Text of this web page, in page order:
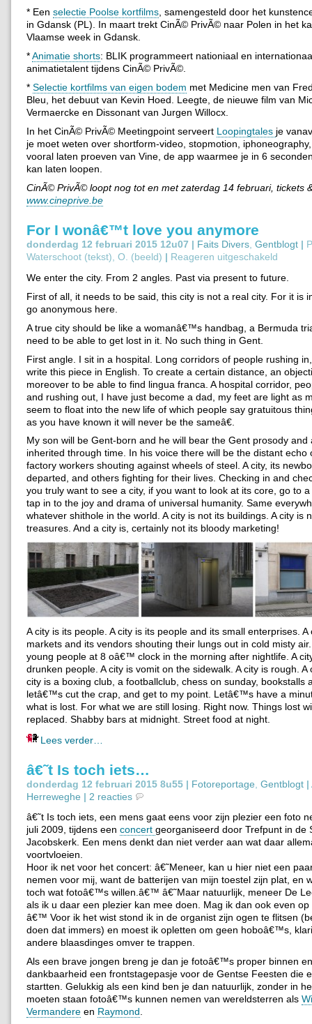
* Een selectie Poolse kortfilms, samengesteld door het
in Gdansk (PL). In maart trekt CinÃ© PrivÃ© naar Polen in het
Vlaamse week in Gdansk.
*Animatie shorts: BLIK programmeert nationiaal en
animatietalent tijdens CinÃ© PrivÃ©.
* Selectie kortfilms van eigen bodem met Medicine men van
Bleu, het debuut van Kevin Hoed. Leegte, de nieuwe film van
Vermaercke en Dissonant van Jurgen Willocx.
In het CinÃ© PrivÃ© Meetingpoint serveert Loopingtales je
je moet weten over shortform-video, stopmotion,
vooral laten proeven van Vine, de app waarmee je in 6
kan laten loopen.
CinÃ© PrivÃ© loopt nog tot en met zaterdag 14 februari, tickets
www.cineprive.be
For I wonâ€™t love you anymore
donderdag 12 februari 2015 12u07 | Faits Divers, Gentblogt |
Waterschoot (tekst), O. (beeld) | Reageren uitgeschakeld
We enter the city. From 2 angles. Past via present to future.
First of all, it needs to be said, this city is not a real city. For it is
go anonymous here.
A true city should be like a womanâ€™s handbag, a Bermuda
need to be able to get lost in it. No such thing in Gent.
First angle. I sit in a hospital. Long corridors of people rushing
write this piece in English. To create a certain distance, an
moreover to be able to find lingua franca. A hospital corridor,
and rushing out, I have just become a dad, my feet are light as
seem to float into the new life of which people say gratuitous
as you have known it will never be the sameâ€.
My son will be Gent-born and he will bear the Gent prosody and
inherited through time. In his voice there will be the distant echo
factory workers shouting against wheels of steel. A city, its
departed, and others fighting for their lives. Checking in and
you truly want to see a city, if you want to look at its core, go to
tap in to the joy and drama of universal humanity. Same
whatever shithole in the world. A city is not its buildings. A city is
treasures. And a city is, certainly not its bloody marketing!
A city is its people. A city is its people and its small enterprises. A
markets and its vendors shouting their lungs out in cold misty
young people at 8 oâ€™ clock in the morning after nightlife. A
drunken people. A city is vomit on the sidewalk. A city is rough. A
city is a boxing club, a footballclub, chess on sunday, bookstalls
letâ€™s cut the crap, and get to my point. Letâ€™s have a
what is lost. For what we are still losing. Right now. Things lost
replaced. Shabby bars at midnight. Street food at night.
Lees verder…
â€˜t Is toch iets…
donderdag 12 februari 2015 8u55 | Fotoreportage Gentblogt |
Herreweghe | 2 reacties
â€˜t Is toch iets, een mens gaat eens voor zijn plezier een foto
juli 2009, tijdens een concert georganiseerd door Trefpunt in de
Jacobskerk. Een mens denkt dan niet verder aan wat daar
voortvloeien.
Hoor ik net voor het concert: â€˜Meneer, kan u hier niet een
nemen voor mij, want de batterijen van mijn toestel zijn plat, en
toch wat fotoâ€™s willen.â€™ â€˜Maar natuurlijk, meneer De
als ik u daar een plezier kan mee doen. Mag ik dan ook even op
â€™ Voor ik het wist stond ik in de organist zijn ogen te flitsen
doen dat immers) en moest ik opletten om geen hoboâ€™s,
andere blaasdinges omver te trappen.
Als een brave jongen breng je dan je fotoâ€™s proper binnen
dankbaarheid een frontstagepasje voor de Gentse Feesten die
startten. Gelukkig als een kind ben je dan natuurlijk, zonder in
moeten staan fotoâ€™s kunnen nemen van wereldsterren als
Vermandere en Raymond